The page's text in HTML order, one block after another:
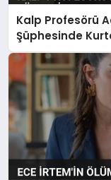
BESLENME
EĞITIM
EKONOMI
TEKNOLOJI
Kalp Profesörü
Şüphesinde